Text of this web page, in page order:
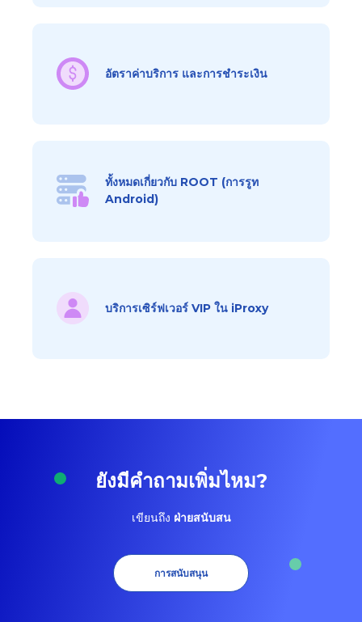
อัตราค่าบริการ และการชำระเงิน
ทั้งหมดเกี่ยวกับ ROOT (การรูท
Android)
บริการเซิร์ฟเวอร์ VIP ใน iProxy
ยังมีคำถามเพิ่มไหม?
เขียนถึง ฝ่ายสนับสน
การสนับสนุน